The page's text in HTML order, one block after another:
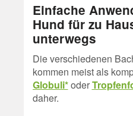
Einfache
Hund für zu
unterwegs
Die verschiedenen
kommen meist als
Globuli*oder
daher.